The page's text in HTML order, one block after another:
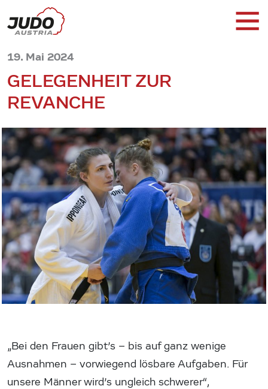
19. Mai 2024
GELEGENHEIT ZUR
REVANCHE
„Bei den Frauen gibt’s – bis auf ganz wenige
Ausnahmen – vorwiegend lösbare Aufgaben. Für
unsere Männer wird’s ungleich schwerer“,